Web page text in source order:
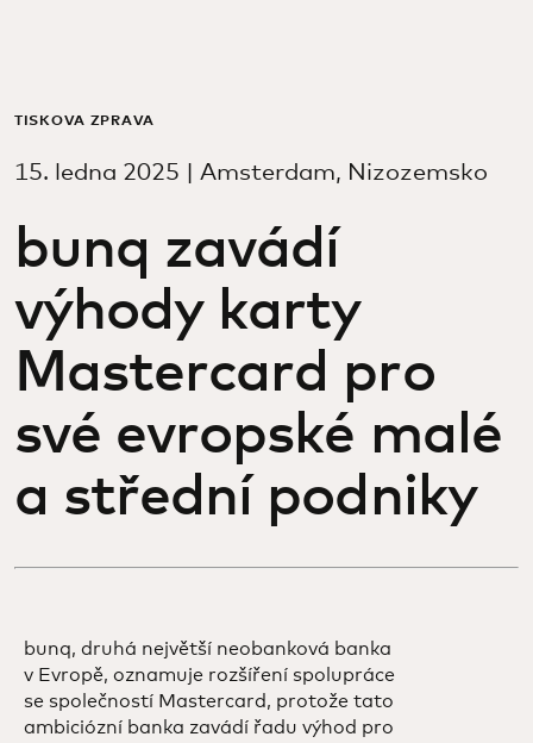
Pro firmy
Pro inovátory
Novinky a trendy
TISKOVÁ ZPRÁVA
15. ledna 2025 | Amsterdam, Nizozemsko
bunq zavádí
výhody karty
Mastercard pro
své evropské malé
a střední podniky
bunq, druhá největší neobanková banka
v Evropě, oznamuje rozšíření spolupráce
se společností Mastercard, protože tato
ambiciózní banka zavádí řadu výhod pro